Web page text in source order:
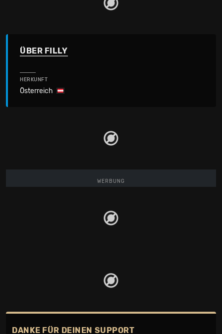
ÜBER FILLY
HERKUNFT
Österreich
WERBUNG
DANKE FÜR DEINEN SUPPORT